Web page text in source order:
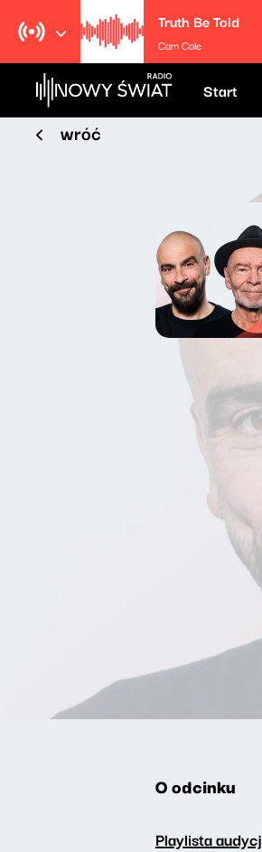
Truth Be Told
Cam Cole
Start
wróć
O odcinku
Playlista